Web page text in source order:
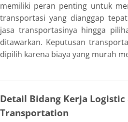
memiliki peran penting untuk
transportasi yang dianggap
jasa transportasinya hingga
ditawarkan. Keputusan
dipilih karena biaya yang murah
Detail Bidang Kerja Logistic
Transportation